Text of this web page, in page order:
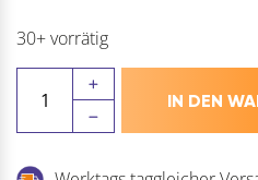
30+ vorrätig
TANDEM
Kupplungsteil
IN DEN